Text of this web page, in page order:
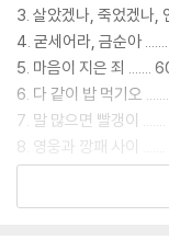
현대사를 생생하게 경험
[도서] 내일은 해가 뜬다
“나는 이제 돈 버는 어른
열세 살에 봉제 공장 시
우리나라는 6.25 전쟁
이 한마음 한뜻으로 큰
3. 살았겠나, 죽었겠나,
4. 굳세어라, 금순아
5. 마음이 지은 죄 .......
6. 다 같이 밥 먹기오
7. 말 많으면 빨갱이
8. 영웅과 깡패 사이
9. 엄마는 언제 죽을 건데